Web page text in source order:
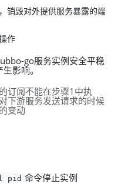
销毁对外提供服务暴露的端
作
go服务实例安全平稳
影响。
订阅不能在步骤1中执
下游服务发送请求的时候
变动
pid 命令停止实例